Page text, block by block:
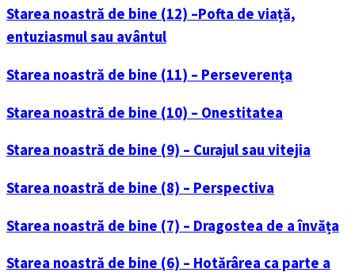
Starea noastră de bine (12) –Pofta de viață,
entuziasmul sau avântul
Starea noastră de bine (11) – Perseverența
Starea noastră de bine (10) – Onestitatea
Starea noastră de bine (9) – Curajul sau vitejia
Starea noastră de bine (8) – Perspectiva
Starea noastră de bine (7) – Dragostea de a învăța
Starea noastră de bine (6) – Hotărârea ca parte a